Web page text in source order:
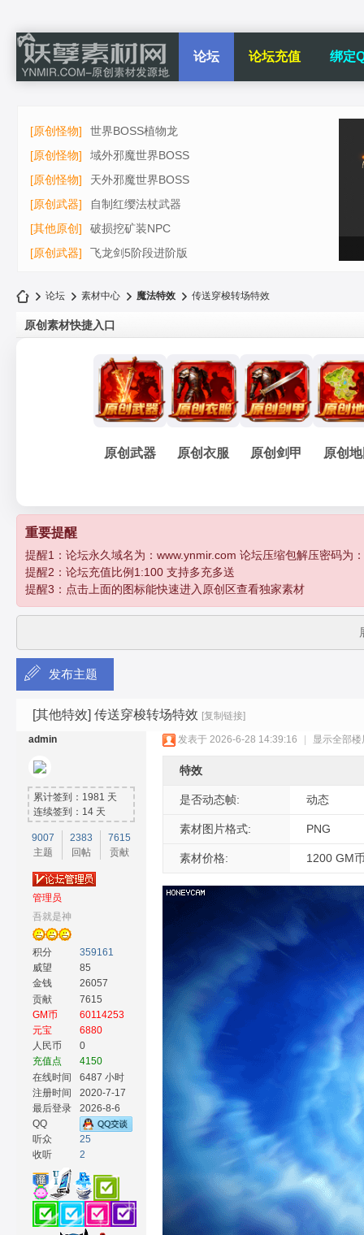
论坛 论坛充值 绑定
[原创怪物]
世界BOSS植物龙
[原创怪物]
域外邪魔世界BOSS
[原创怪物]
天外邪魔世界BOSS
[原创武器]
自制红缨法杖武器
[其他原创]
破损挖矿装NPC
[原创武器]
飞龙剑5阶段进阶版
孽
传
论坛 素材中心
›
魔法特效
›
传送穿梭转场特效
原创素材快捷入口
原创武器 原创衣服 原创剑甲 原创
重要提醒
提醒1：论坛永久域名为：www.ynmir.com 论坛压缩包解压密码为
提醒2：论坛充值比例1:100 支持多充多送
提醒3：点击上面的图标能快速进入原创区查看独家素材
发布主题
[其他特效] 传送穿梭转场特效 [复制链接]
admin
累计签到：1981 天
连续签到：14 天
9007
主题
2383
回帖
7615
贡献
管理员
吾就是神
积分
359161
威望
85
金钱
26057
贡献
7615
GM币
60114253
元宝
6880
人民币
0
充值点
4150
在线时间
6487 小时
注册时间
2020-7-17
最后登录
2026-8-6
QQ
听众
25
收听
2
发表于 2026-6-28 14:39:16 显示全部楼
特效
是否动态帧: 动态
素材图片格式: PNG
素材价格: 1200 GM